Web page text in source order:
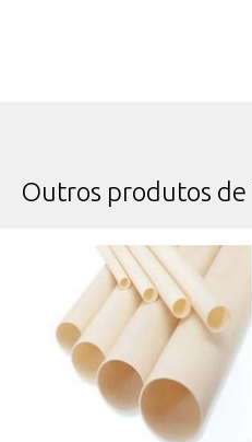
Outros produtos de